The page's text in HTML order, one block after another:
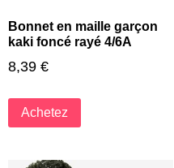
Bonnet en maille garçon
kaki foncé rayé 4/6A
8,39 €
Achetez